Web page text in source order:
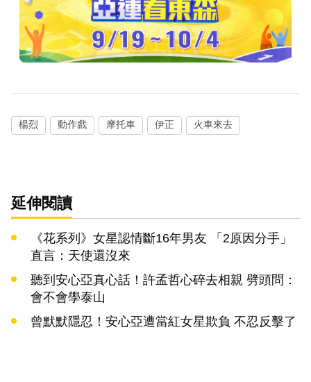
楊烈 動作戲 摩托車 伊正 火車來去
延伸閱讀
《花系列》女星認情斷16年男友 「2原因分手」
直言：天使還沒來
聽到安心亞真心話！許孟哲心碎去相親 劈頭問：
會不會學泰山
曾默默隱忍！安心亞遭當紅女星欺負 不忍反擊了